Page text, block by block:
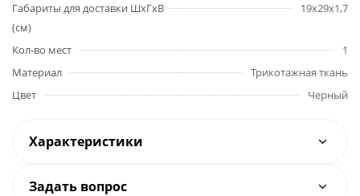
Габариты для доставки ШхГхВ
(см)
19х29х1,7
Кол-во мест
1
Материал
Трикотажная ткань
Цвет
Черный
Характеристики
Задать вопрос